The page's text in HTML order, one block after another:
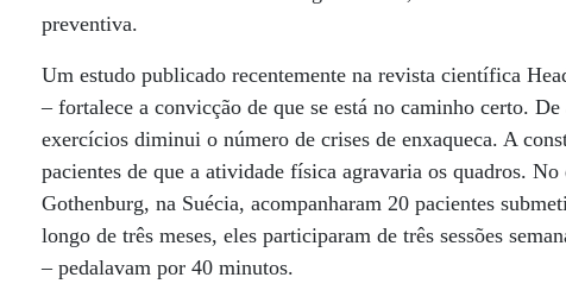
preventiva.
Um estudo publicado recentemente na revista científica
– fortalece a convicção de que se está no caminho certo.
exercícios diminui o número de crises de enxaqueca. A
pacientes de que a atividade física agravaria os quadros.
Gothenburg, na Suécia, acompanharam 20 pacientes
longo de três meses, eles participaram de três sessões
– pedalavam por 40 minutos.